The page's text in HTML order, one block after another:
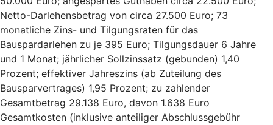
Netto-Darlehensbetrag von circa 27.500 Euro; 73
monatliche Zins- und Tilgungsraten für das
Bauspardarlehen zu je 395 Euro; Tilgungsdauer 6 Jahre
und 1 Monat; jährlicher Sollzinssatz (gebunden) 1,40
Prozent; effektiver Jahreszins (ab Zuteilung des
Bausparvertrages) 1,95 Prozent; zu zahlender
Gesamtbetrag 29.138 Euro, davon 1.638 Euro
Gesamtkosten (inklusive anteiliger Abschlussgebühr